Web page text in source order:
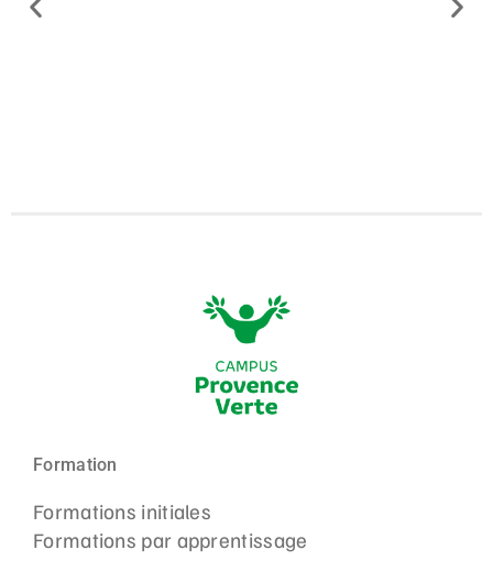
Formation
Formations initiales
Formations par apprentissage